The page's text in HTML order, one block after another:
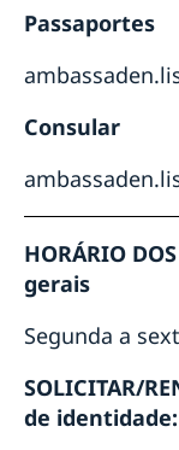
Passaportes
Consular
HORÁRIO
gerais
Segunda a
SOLICITAR/
de identidade: